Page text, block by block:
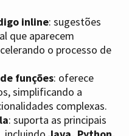
inline: sugestões
que aparecem
o processo de
funções: oferece
simplificando a
complexas.
: suporta as principais